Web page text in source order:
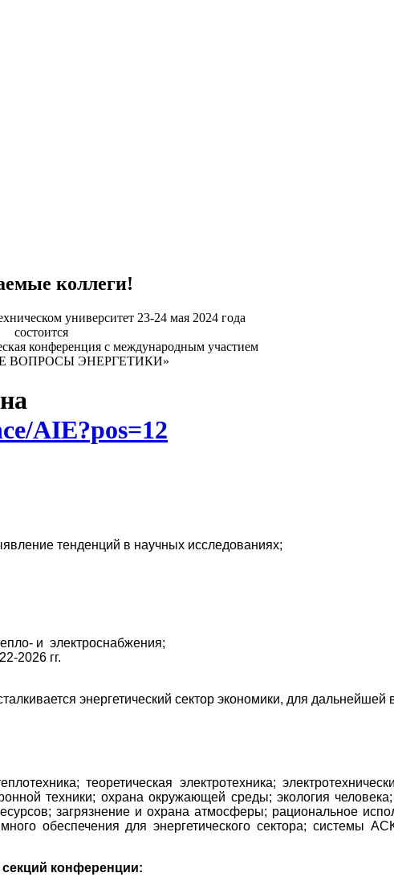
коллеги!
университет 23-24 мая 2024 года
состоится
конференция с международным участием
ВОПРОСЫ ЭНЕРГЕТИКИ»
AIE?pos=12
тенденций в научных исследованиях;
и электроснабжения;
2026 гг.
энергетический сектор экономики, для дальнейшей
теоретическая электротехника;
техники; охрана окружающей среды; экология
загрязнение и охрана атмосферы; рациональное
обеспечения для энергетического сектора; системы
секций конференции: